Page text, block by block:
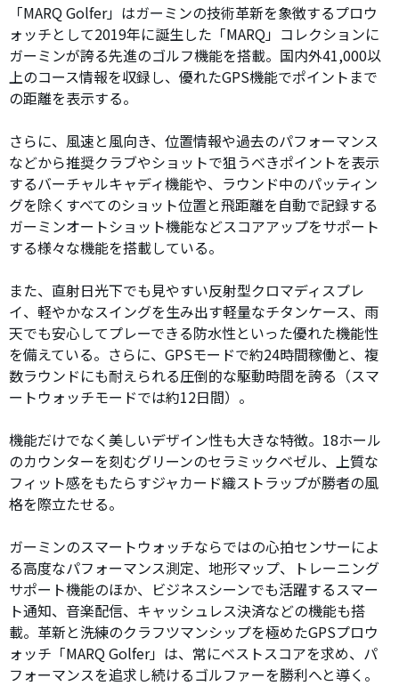
「MARQ Golfer」はガーミンの技術革新を象徴するプロウ
ォッチとして2019年に誕生した「MARQ」コレクションに
ガーミンが誇る先進のゴルフ機能を搭載。国内外41,000以
上のコース情報を収録し、優れたGPS機能でポイントまで
の距離を表示する。
さらに、風速と風向き、位置情報や過去のパフォーマンス
などから推奨クラブやショットで狙うべきポイントを表示
するバーチャルキャディ機能や、ラウンド中のパッティン
グを除くすべてのショット位置と飛距離を自動で記録する
ガーミンオートショット機能などスコアアップをサポート
する様々な機能を搭載している。
また、直射日光下でも見やすい反射型クロマディスプレ
イ、軽やかなスイングを生み出す軽量なチタンケース、雨
天でも安心してプレーできる防水性といった優れた機能性
を備えている。さらに、GPSモードで約24時間稼働と、複
数ラウンドにも耐えられる圧倒的な駆動時間を誇る（スマ
ートウォッチモードでは約12日間）。
機能だけでなく美しいデザイン性も大きな特徴。18ホール
のカウンターを刻むグリーンのセラミックベゼル、上質な
フィット感をもたらすジャカード織ストラップが勝者の風
格を際立たせる。
ガーミンのスマートウォッチならではの心拍センサーによ
る高度なパフォーマンス測定、地形マップ、トレーニング
サポート機能のほか、ビジネスシーンでも活躍するスマー
ト通知、音楽配信、キャッシュレス決済などの機能も搭
載。革新と洗練のクラフツマンシップを極めたGPSプロウ
ォッチ「MARQ Golfer」は、常にベストスコアを求め、パ
フォーマンスを追求し続けるゴルファーを勝利へと導く。